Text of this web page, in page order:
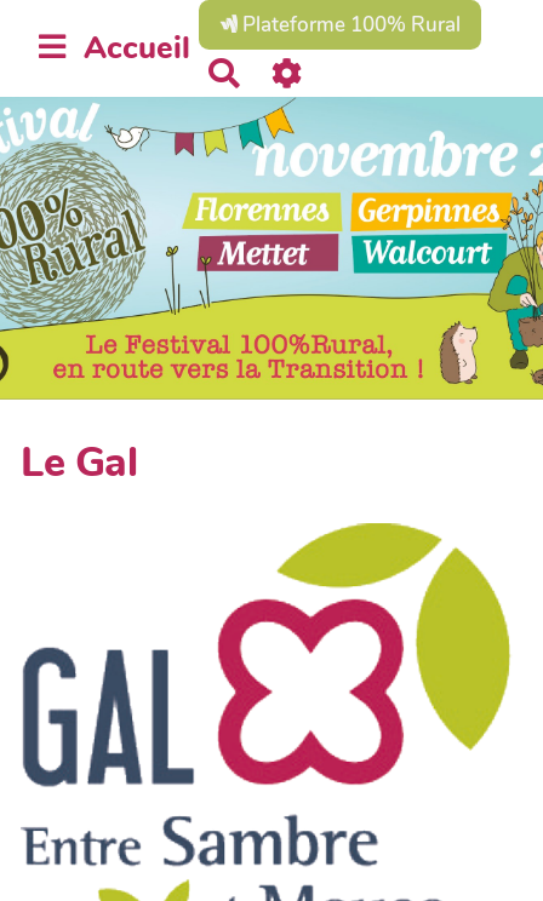
Accueil
Plateforme 100% Rural
e
c
h
e
r
c
r
Le Gal